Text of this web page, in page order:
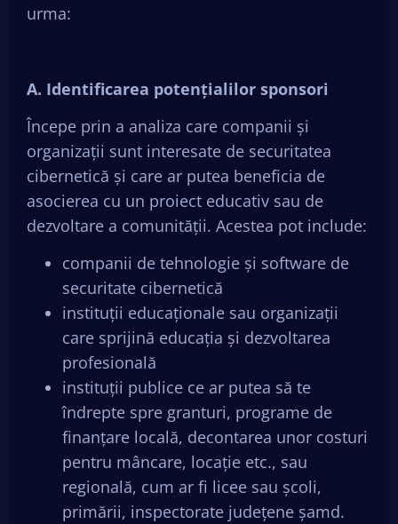
urma:
A. Identificarea potențialilor sponsori
Începe prin a analiza care companii și
organizații sunt interesate de securitatea
cibernetică și care ar putea beneficia de
asocierea cu un proiect educativ sau de
dezvoltare a comunității. Acestea pot include:
companii de tehnologie și software de
securitate cibernetică
instituții educaționale sau organizații
care sprijină educația și dezvoltarea
profesională
instituții publice ce ar putea să te
îndrepte spre granturi, programe de
finanțare locală, decontarea unor costuri
pentru mâncare, locație etc., sau
regională, cum ar fi licee sau școli,
primării, inspectorate județene șamd.